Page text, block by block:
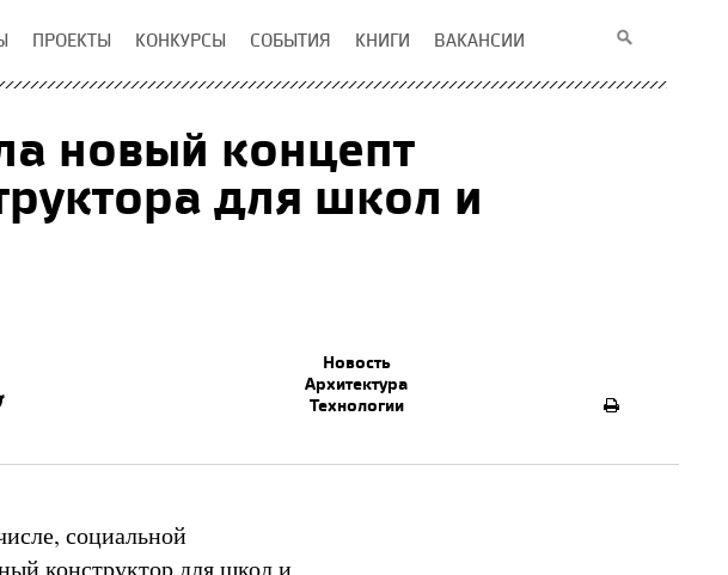
ПРОЕКТЫ КОНКУРСЫ СОБЫТИЯ КНИГИ ВАКАНСИИ
новый концепт
для школ и
Новость
Архитектура
Технологии
социальной
конструктор для школ и